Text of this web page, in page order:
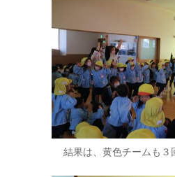
結果は、黄色チームも３